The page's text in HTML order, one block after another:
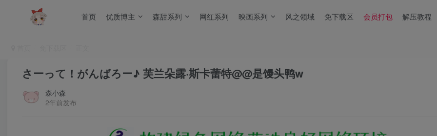
首页 优质博主 森甜系列 网红系列 映画系列 风之领域 免下载区 会员打包 解压教程
さーって！がんばろー♪ 芙兰朵露·斯卡蕾特@@是馒头鸭w
森小森
2年前发布